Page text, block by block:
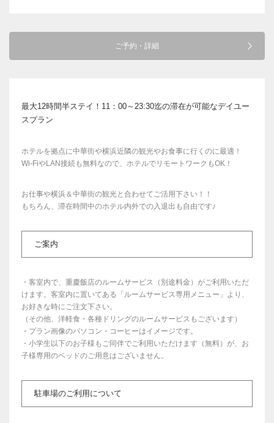
ご予約・詳細
最大12時間半ステイ！11：00～23:30迄の滞在が可能なデイユー
スプラン
ホテルを拠点に中華街や横浜近隣の観光やお食事に行くのに最適！
Wi-FiやLAN接続も無料なので、ホテルでリモートワークもOK！
お仕事や横浜＆中華街の観光と合わせてご活用下さい！！
もちろん、滞在時間中のホテル内外での入退出も自由です♪
ご案内
・客室内で、重慶飯店のルームサービス（別途料金）がご利用いただ
けます。客室内に置いてある「ルームサービス専用メニュー」より、
お好きな時にご注文下さい。
（その他、洋軽食・各種ドリングのルームサービスもございます）
・プラン画像のパソコン・コーヒーはイメージです。
・小学生以下のお子様もご同伴でご利用いただけます（無料）が、お
子様専用のベッドのご用意はございません。
駐車場のご利用について